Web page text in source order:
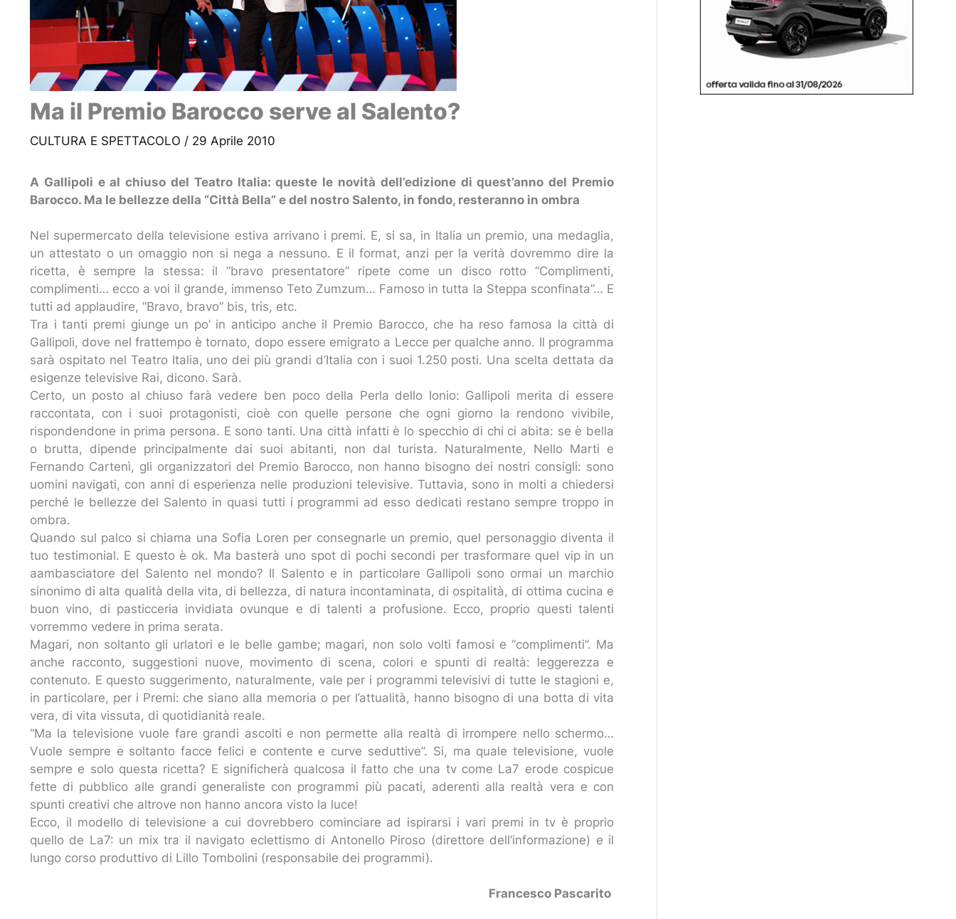
Ma il Premio Barocco serve al Salento?
CULTURA E SPETTACOLO / 29 Aprile 2010
A Gallipoli e al chiuso del Teatro Italia: queste le novità dell’edizione di quest’anno del Premio
Barocco. Ma le bellezze della “Città Bella” e del nostro Salento, in fondo, resteranno in ombra
Nel supermercato della televisione estiva arrivano i premi. E, si sa, in Italia un premio, una medaglia,
un attestato o un omaggio non si nega a nessuno. E il format, anzi per la verità dovremmo dire la
ricetta, è sempre la stessa: il “bravo presentatore” ripete come un disco rotto “Complimenti,
complimenti… ecco a voi il grande, immenso Teto Zumzum… Famoso in tutta la Steppa sconfinata”… E
tutti ad applaudire, “Bravo, bravo” bis, tris, etc.
Tra i tanti premi giunge un po’ in anticipo anche il Premio Barocco, che ha reso famosa la città di
Gallipoli, dove nel frattempo è tornato, dopo essere emigrato a Lecce per qualche anno. Il programma
sarà ospitato nel Teatro Italia, uno dei più grandi d’Italia con i suoi 1.250 posti. Una scelta dettata da
esigenze televisive Rai, dicono. Sarà.
Certo, un posto al chiuso farà vedere ben poco della Perla dello Ionio: Gallipoli merita di essere
raccontata, con i suoi protagonisti, cioè con quelle persone che ogni giorno la rendono vivibile,
rispondendone in prima persona. E sono tanti. Una città infatti è lo specchio di chi ci abita: se è bella
o brutta, dipende principalmente dai suoi abitanti, non dal turista. Naturalmente, Nello Marti e
Fernando Cartenì, gli organizzatori del Premio Barocco, non hanno bisogno dei nostri consigli: sono
uomini navigati, con anni di esperienza nelle produzioni televisive. Tuttavia, sono in molti a chiedersi
perché le bellezze del Salento in quasi tutti i programmi ad esso dedicati restano sempre troppo in
ombra.
Quando sul palco si chiama una Sofia Loren per consegnarle un premio, quel personaggio diventa il
tuo testimonial. E questo è ok. Ma basterà uno spot di pochi secondi per trasformare quel vip in un
aambasciatore del Salento nel mondo? Il Salento e in particolare Gallipoli sono ormai un marchio
sinonimo di alta qualità della vita, di bellezza, di natura incontaminata, di ospitalità, di ottima cucina e
buon vino, di pasticceria invidiata ovunque e di talenti a profusione. Ecco, proprio questi talenti
vorremmo vedere in prima serata.
Magari, non soltanto gli urlatori e le belle gambe; magari, non solo volti famosi e “complimenti”. Ma
anche racconto, suggestioni nuove, movimento di scena, colori e spunti di realtà: leggerezza e
contenuto. E questo suggerimento, naturalmente, vale per i programmi televisivi di tutte le stagioni e,
in particolare, per i Premi: che siano alla memoria o per l’attualità, hanno bisogno di una botta di vita
vera, di vita vissuta, di quotidianità reale.
“Ma la televisione vuole fare grandi ascolti e non permette alla realtà di irrompere nello schermo…
Vuole sempre e soltanto facce felici e contente e curve seduttive”. Si, ma quale televisione, vuole
sempre e solo questa ricetta? E significherà qualcosa il fatto che una tv come La7 erode cospicue
fette di pubblico alle grandi generaliste con programmi più pacati, aderenti alla realtà vera e con
spunti creativi che altrove non hanno ancora visto la luce!
Ecco, il modello di televisione a cui dovrebbero cominciare ad ispirarsi i vari premi in tv è proprio
quello de La7: un mix tra il navigato eclettismo di Antonello Piroso (direttore dell’informazione) e il
lungo corso produttivo di Lillo Tombolini (responsabile dei programmi).
Francesco Pascarito